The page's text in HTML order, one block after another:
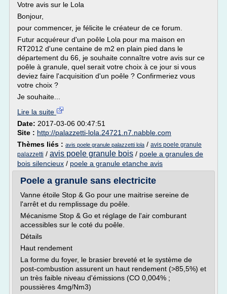
Votre avis sur le Lola
Bonjour,
pour commencer, je félicite le créateur de ce forum.
Futur acquéreur d'un poêle Lola pour ma maison en
RT2012 d'une centaine de m2 en plain pied dans le
département du 66, je souhaite connaître votre avis sur ce
poêle à granule, quel serait votre choix à ce jour si vous
deviez faire l'acquisition d'un poêle ? Confirmeriez vous
votre choix ?
Je souhaite...
Lire la suite
Date: 2017-03-06 00:47:51
Site : http://palazzetti-lola.24721.n7.nabble.com
Thèmes liés : avis poele granule palazzetti lola / avis poele granule
palazzetti / avis poele granule bois / poele a granules de
bois silencieux / poele a granule etanche avis
Poele a granule sans electricite
Vanne étoile Stop & Go pour une maitrise sereine de
l'arrêt et du remplissage du poêle.
Mécanisme Stop & Go et réglage de l'air comburant
accessibles sur le coté du poêle.
Détails
Haut rendement
La forme du foyer, le brasier breveté et le système de
post-combustion assurent un haut rendement (>85,5%) et
un très faible niveau d'émissions (CO 0,004% ;
poussières 4mg/Nm3)